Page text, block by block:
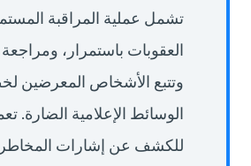
تشمل عملية المراقبة
العقوبات باستمرار، ومراجعة
وتتبع الأشخاص المعرضين
الوسائط الإعلامية الضارة.
للكشف عن إشارات المخاطر